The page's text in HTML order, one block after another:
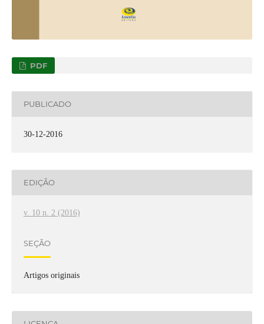
PDF
PUBLICADO
30-12-2016
EDIÇÃO
v. 10 n. 2 (2016)
SEÇÃO
Artigos originais